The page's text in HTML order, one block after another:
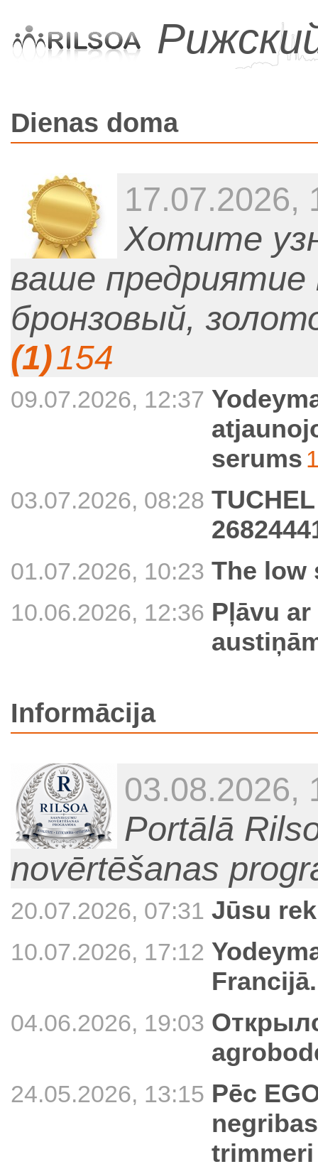
Dienas doma
17.07.2026,
Хотите
ваше
бронзовый,
(1)154
09.07.2026, 12:37
serums
03.07.2026, 08:28
01.07.2026, 10:23 The low
10.06.2026, 12:36 Pļāvu
Informācija
03.08.2026,
Portālā
novērtēšanas
20.07.2026, 07:31 Jūsu
10.07.2026, 17:12
Francijā.
04.06.2026, 19:03
24.05.2026, 13:15 Pēc
trimmeri